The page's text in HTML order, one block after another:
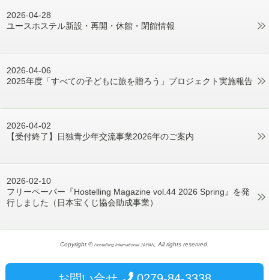
2026-04-28
ユースホステル新設・再開・休館・閉館情報
2026-04-06
2025年度「すべての子どもに旅を贈ろう」プロジェクト実施報告
2026-04-02
【受付終了】日独青少年交流事業2026年のご案内
2026-02-10
フリーペーパー『Hostelling Magazine vol.44 2026 Spring』を発
行しました（日本宝くじ協会助成事業）
Copyright © Hostelling International JAPAN, All rights reserved.